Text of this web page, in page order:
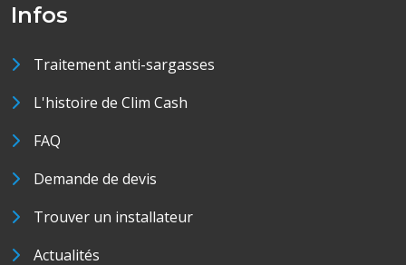
Infos
Traitement anti-sargasses
L'histoire de Clim Cash
FAQ
Demande de devis
Trouver un installateur
Actualités